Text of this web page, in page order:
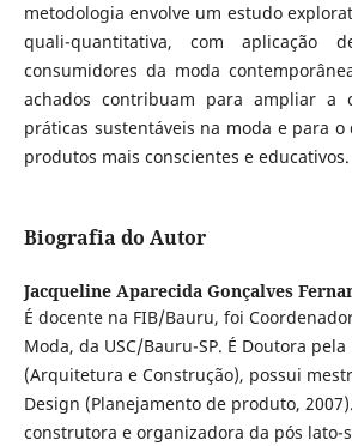
metodologia envolve um estudo
quali-quantitativa, com aplicação
consumidores da moda
achados contribuam para ampliar a
práticas sustentáveis na moda e para
produtos mais conscientes e educativos.
Biografia do Autor
Jacqueline Aparecida Gonçalves
É docente na FIB/Bauru, foi
Moda, da USC/Bauru-SP. É Doutora pela
(Arquitetura e Construção), possui
Design (Planejamento de produto,
construtora e organizadora da pós lato-